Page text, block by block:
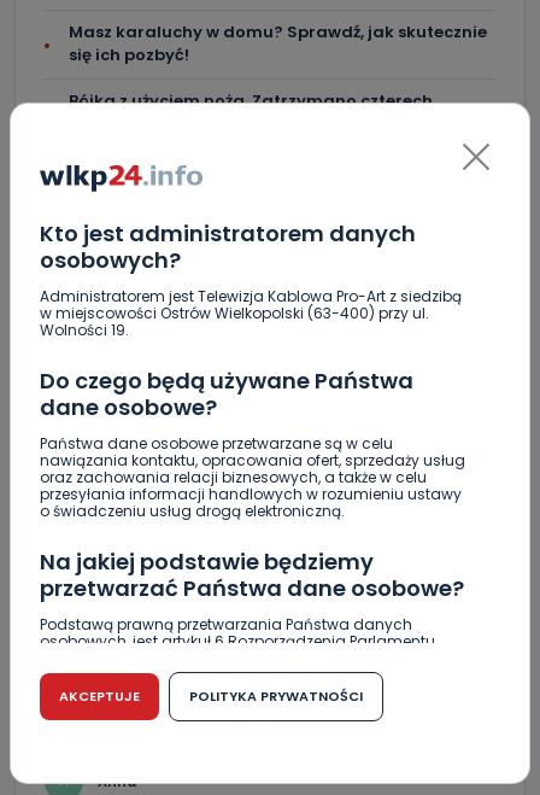
Kto jest administratorem danych
osobowych?
Administratorem jest Telewizja Kablowa Pro-Art z siedzibą
w miejscowości Ostrów Wielkopolski (63-400) przy ul.
Wolności 19.
Do czego będą używane Państwa
dane osobowe?
Państwa dane osobowe przetwarzane są w celu
nawiązania kontaktu, opracowania ofert, sprzedaży usług
oraz zachowania relacji biznesowych, a także w celu
przesyłania informacji handlowych w rozumieniu ustawy
o świadczeniu usług drogą elektroniczną.
Na jakiej podstawie będziemy
przetwarzać Państwa dane osobowe?
Podstawą prawną przetwarzania Państwa danych
osobowych, jest artykuł 6 Rozporządzenia Parlamentu
r. w sprawie ochrony osób fizycznych w związku z
przetwarzaniem danych osobowych w sprawie
swobodnego przepływu takich danych oraz uchylenia
dyrektywy 95/46/WE (RODO).
Czy jest możliwość cofnięcia zgody?
AKCEPTUJE POLITYKA PRYWATNOŚCI
Masz karaluchy w domu? Sprawdź, jak skutecznie
się ich pozbyć!
Bójka z użyciem noża. Zatrzymano czterech
Przyglądała im się cała Polska. Mijają 23 lata od
strajku w Fabryce Wagon
KOMENTARZE (3)
B Bonia
odpowiednie służby zainteresują patologicznymi
rodzicami , którzy na takie zachowanie dziecka nie
potrafią zareagować odpowiednio do sytuacji. Zaczyna
się od znęcania nad zwierzętami a kończy na znęcaniu
nad ludźmi.
A Anna